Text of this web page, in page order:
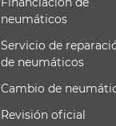
neumáticos
Servicio de
de neumáticos
Cambio de
Revisión oficial